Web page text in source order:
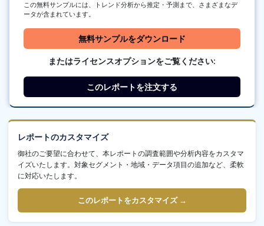
この無料サンプルには、トレンド分析から推定・予測まで、さまざまなデ
ータが含まれています。
無料サンプルをダウンロード
またはライセンスオプションをご覧ください:
このレポートを注文する
レポートのカスタマイズ
御社のご要望に合わせて、本レポートの調査範囲や分析内容をカスタマ
イズいたします。対象セグメント・地域・データ項目の追加など、柔軟
に対応いたします。
このレポートをカスタマイズ →